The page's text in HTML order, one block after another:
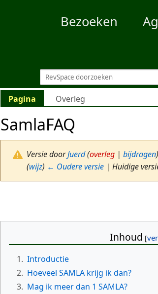
Bezoeken
Pagina Overleg
SamlaFAQ
Versie doorJuerd(overleg | bijdragen)
(wijz) ← Oudere versie | Huidige
Inhoud
1. Introductie
2. Hoeveel SAMLA krijg ik dan?
3. Mag ik meer dan 1 SAMLA?